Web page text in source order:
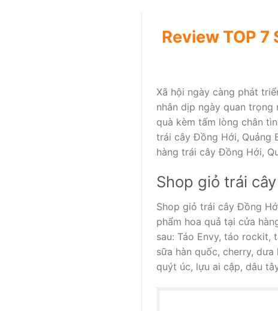
Review TOP 7
Xã hội ngày càng phát
nhân dịp ngày quan
quà kèm tấm lòng chân
trái cây Đồng Hới, Quảng
hàng trái cây Đồng Hới,
Shop giỏ trái
Shop giỏ trái cây Đồng
phẩm hoa quả tại cửa
sau: Táo Envy, táo rockit,
sữa hàn quốc, cherry,
quýt úc, lựu ai cập, dâu